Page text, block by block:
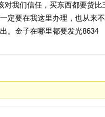
对我们信任，买东西都要货
定要在我这里办理，也从来
。金子在哪里都要发光8634